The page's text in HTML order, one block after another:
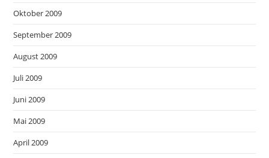
Oktober 2009
September 2009
August 2009
Juli 2009
Juni 2009
Mai 2009
April 2009